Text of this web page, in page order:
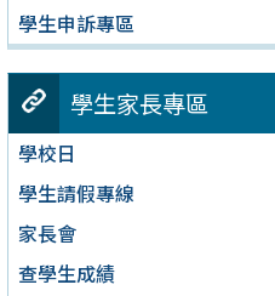
學生申訴專區
學生家長專區
學校日
學生請假專線
家長會
查學生成績